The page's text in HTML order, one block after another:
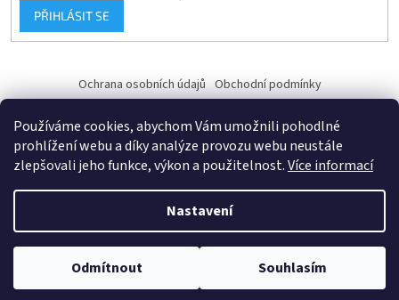
Používáme cookies, abychom Vám umožnili pohodlné
prohlížení webu a díky analýze provozu webu neustále
zlepšovali jeho funkce, výkon a použitelnost.Více informací
Nastavení
Odmítnout Souhlasím
PŘIHLÁSIT SE
Ochrana osobních údajů Obchodní podmínky
Copyright 2026Fk-shop.cz. Všechna práva vyhrazena.Upravit